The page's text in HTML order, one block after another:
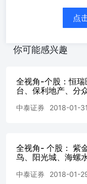
上半年鋰礦處
鋰產量僅約1.6
年將迎來顯著
產，下半年料
噸，並規劃至
最大鋰礦生產
至6萬元人民幣
購，兼具增長前
投入200億至
戰略併購。展
点
你可能感兴趣
全视角-个股：恒
台、保利地产、分
中泰证券 2018-01-31
全视角- 个股： 紫
鸟、阳光城、海螺
中泰证券 2018-01-